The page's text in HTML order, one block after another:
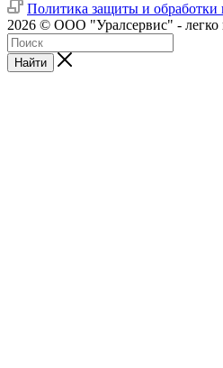
Политика защиты и
2026 © ООО "Уралсервис" - легко
Найти